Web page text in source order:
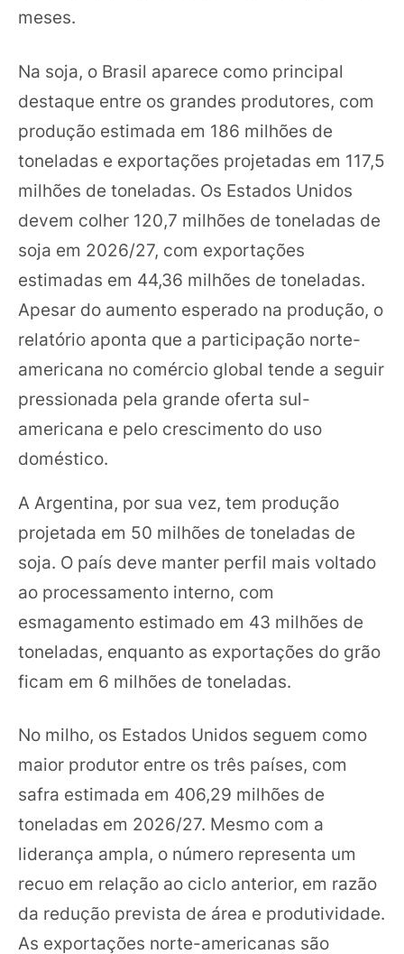
meses.
Na soja, o Brasil aparece como principal
destaque entre os grandes produtores, com
produção estimada em 186 milhões de
toneladas e exportações projetadas em 117,5
milhões de toneladas. Os Estados Unidos
devem colher 120,7 milhões de toneladas de
soja em 2026/27, com exportações
estimadas em 44,36 milhões de toneladas.
Apesar do aumento esperado na produção, o
relatório aponta que a participação norte-
americana no comércio global tende a seguir
pressionada pela grande oferta sul-
americana e pelo crescimento do uso
doméstico.
A Argentina, por sua vez, tem produção
projetada em 50 milhões de toneladas de
soja. O país deve manter perfil mais voltado
ao processamento interno, com
esmagamento estimado em 43 milhões de
toneladas, enquanto as exportações do grão
ficam em 6 milhões de toneladas.
No milho, os Estados Unidos seguem como
maior produtor entre os três países, com
safra estimada em 406,29 milhões de
toneladas em 2026/27. Mesmo com a
liderança ampla, o número representa um
recuo em relação ao ciclo anterior, em razão
da redução prevista de área e produtividade.
As exportações norte-americanas são